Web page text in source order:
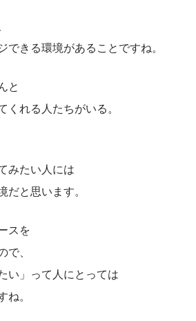
できる環境があることですね。
と
くれる人たちがいる。
みたい人には
と思います。
スを
、
い」って人にとっては
。